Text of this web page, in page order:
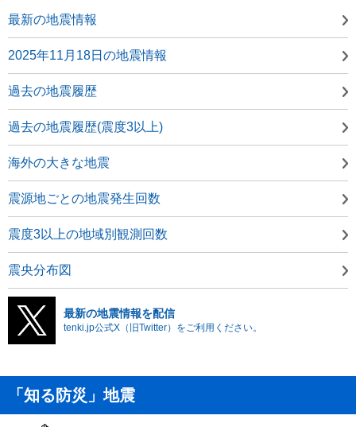
最新の地震情報
2025年11月18日の地震情報
過去の地震履歴
過去の地震履歴(震度3以上)
海外の大きな地震
震源地ごとの地震発生回数
震度3以上の地域別観測回数
震央分布図
最新の地震情報を配信
tenki.jp公式X（旧Twitter）をご利用ください。
「知る防災」地震